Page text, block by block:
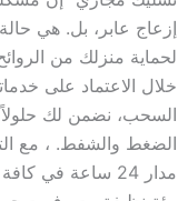
إزعاج عابر، بل. هي
لحماية منزلك من
خلال الاعتماد على
السحب، نضمن لك حلولاً
الضغط والشفط. ، مع
مدار 24 ساعة في